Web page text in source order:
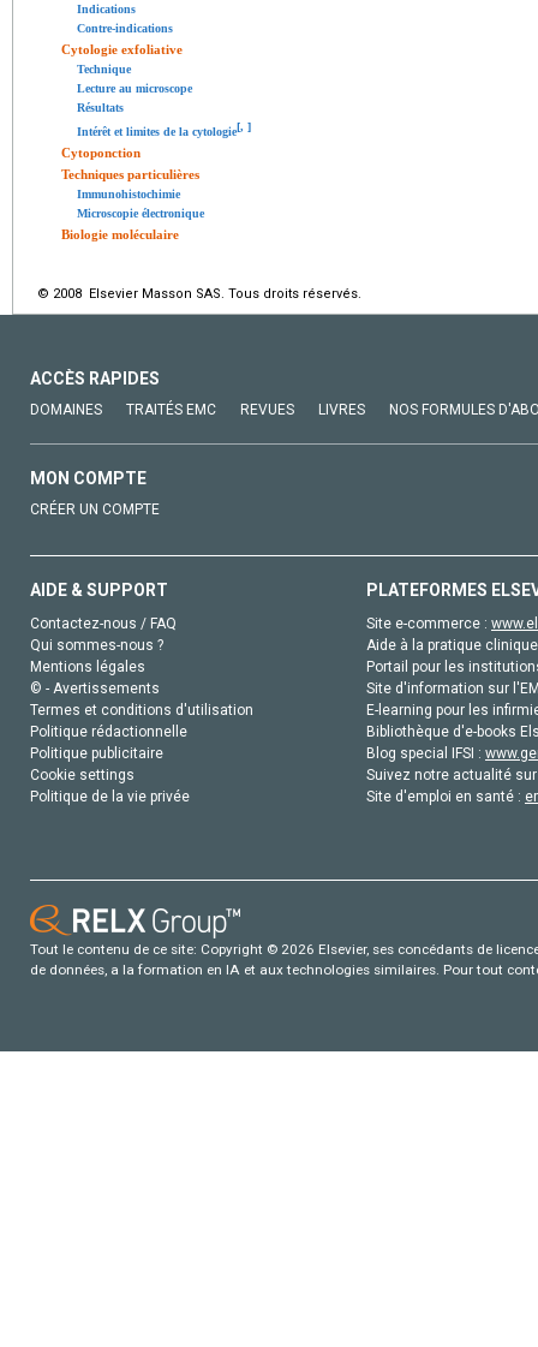
Indications
Contre-indications
Cytologie exfoliative
Technique
Lecture au microscope
Résultats
Intérêt et limites de la cytologie[, ]
Cytoponction
Techniques particulières
Immunohistochimie
Microscopie électronique
Biologie moléculaire
© 2008 Elsevier Masson SAS. Tous droits réservés.
ACCÈS RAPIDES
DOMAINES TRAITÉS EMC REVUES LIVRES NOS FORMULES
MON COMPTE
CRÉER UN COMPTE
AIDE & SUPPORT
Contactez-nous / FAQ
Qui sommes-nous ?
Mentions légales
© - Avertissements
Termes et conditions d'utilisation
Politique rédactionnelle
Politique publicitaire
Cookie settings
Politique de la vie privée
PLATEFORMES
Site e-commerce :
Aide à la pratique
Portail pour les
Site d'information sur
E-learning pour les
Bibliothèque d'e-books
Blog special IFSI :
Suivez notre actualité
Site d'emploi en santé :
Tout le contenu de ce site: Copyright © 2026 Elsevier, ses concédants de
de données, a la formation en IA et aux technologies similaires. Pour tout